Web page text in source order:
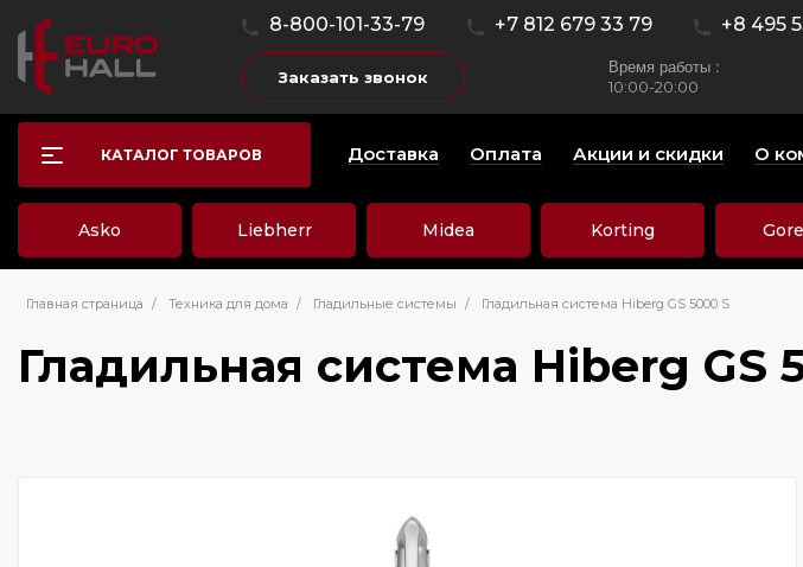
8-800-101-33-79 +7 812 679 33 79 +8 495
Заказать звонок Время работы :
10:00-20:00
КАТАЛОГ ТОВАРОВ Доставка Оплата Акции и скидки О
Asko Liebherr Midea Korting
Главная страница / Техника для дома / Гладильные системы / Гладильная система Hiberg GS 5000 S
Гладильная система Hiberg GS